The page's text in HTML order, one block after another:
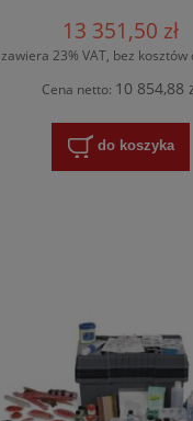
13 351,50 zł
zawiera 23% VAT, bez kosztów
Cena netto: 10 854,88
do koszyka